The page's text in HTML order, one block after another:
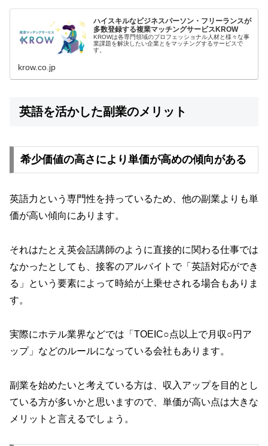
ハイスキルなビジネスパーソン・フリーランスが
多数登録する複業マッチングサービスKROW
KROWは各専門領域のプロフェッショナル人材と様々な事
業課題を解決したい企業とをマッチングするサービスで
す。
krow.co.jp
英語を活かした副業のメリット
希少価値の高さにより単価が高めの傾向がある
英語力という専門性を持っているため、他の副業よりも単
価が高い傾向にあります。
それはたとえ英会話講師のように直接的に関わる仕事では
なかったとしても、接客のアルバイトで「英語対応ができ
る」という要素によって時給が上乗せされる場合もありま
す。
実際にホテル業界などでは「TOEIC○点以上で月収○円ア
ップ」などのルールになっている会社もあります。
副業を始めたいと考えている方は、収入アップを目的とし
ている方が多いかと思いますので、単価が高い点は大きな
メリットと言えるでしょう。